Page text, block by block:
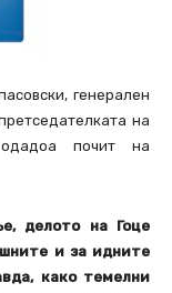
генерален
на
почит на
делото на Гоце
и за идните
како темелни